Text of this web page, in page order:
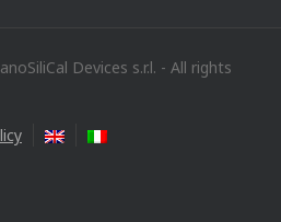
Devices s.r.l. - All rights